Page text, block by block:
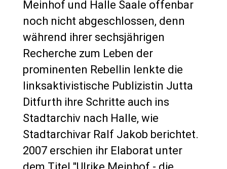
Meinhof und Halle Saale offenbar
noch nicht abgeschlossen, denn
während ihrer sechsjährigen
Recherche zum Leben der
prominenten Rebellin lenkte die
linksaktivistische Publizistin Jutta
Ditfurth ihre Schritte auch ins
Stadtarchiv nach Halle, wie
Stadtarchivar Ralf Jakob berichtet.
2007 erschien ihr Elaborat unter